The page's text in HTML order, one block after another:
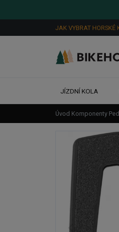
JAK VYBRAT HORSKÉ
JÍZDNÍ KOLA
Úvod Komponenty